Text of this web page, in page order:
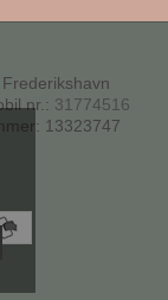
nr. : 31774516
: 13323747